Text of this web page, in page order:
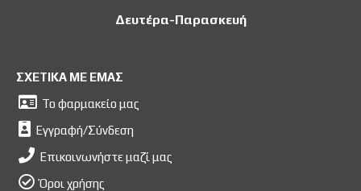
Δευτέρα-Παρασκευή
ΣΧΕΤΙΚΑ ΜΕ ΕΜΑΣ
Το φαρμακείο μας
Εγγραφή/Σύνδεση
Επικοινωνήστε μαζί μας
Όροι χρήσης